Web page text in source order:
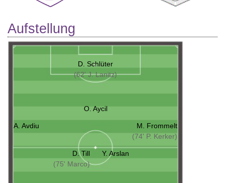
Aufstellung
D. Schlüter
(62' J. Lanitz)
O. Aycil
A. Avdiu
M. Frommelt
(74' P. Kerker)
D. Till
(75' Marco)
Y. Arslan